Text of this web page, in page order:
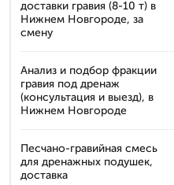
доставки гравия (8-10 т) в
Нижнем Новгороде, за
смену
Анализ и подбор фракции
гравия под дренаж
(консультация и выезд), в
Нижнем Новгороде
Песчано-гравийная смесь
для дренажных подушек,
доставка